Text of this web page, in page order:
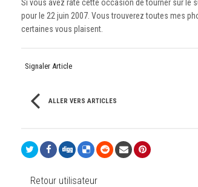
Si vous avez raté cette occasion de tourner sur le
pour le 22 juin 2007. Vous trouverez toutes mes
certaines vous plaisent.
Signaler Article
ALLER VERS ARTICLES
Retour utilisateur